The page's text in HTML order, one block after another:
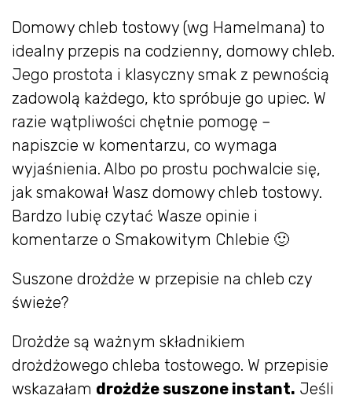
Domowy chleb tostowy (wg Hamelmana) to
idealny przepis na codzienny, domowy chleb.
Jego prostota i klasyczny smak z pewnością
zadowolą każdego, kto spróbuje go upiec. W
razie wątpliwości chętnie pomogę –
napiszcie w komentarzu, co wymaga
wyjaśnienia. Albo po prostu pochwalcie się,
jak smakował Wasz domowy chleb tostowy.
Bardzo lubię czytać Wasze opinie i
komentarze o Smakowitym Chlebie 🙂
Suszone drożdże w przepisie na chleb czy
świeże?
Drożdże są ważnym składnikiem
drożdżowego chleba tostowego. W przepisie
wskazałam drożdże suszone instant. Jeśli